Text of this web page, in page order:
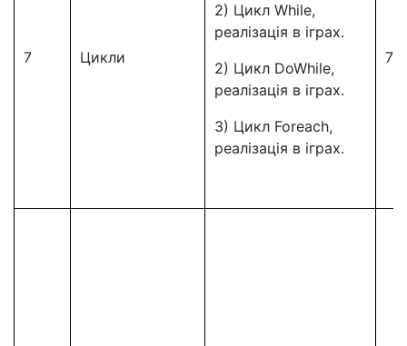
7 Цикли
2) Цикл While,
реалізація в іграх.
2) Цикл DoWhile,
реалізація в іграх.
3) Цикл Foreach,
реалізація в іграх.
7